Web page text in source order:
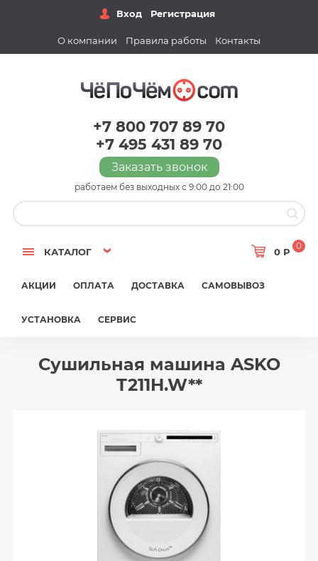
Вход Регистрация
О компании Правила работы Контакты
+7 800 707 89 70
+7 495 431 89 70
Заказать звонок
работаем без выходных с 9:00 до 21:00
КАТАЛОГ 0 Р
0
АКЦИИ ОПЛАТА ДОСТАВКА САМОВЫВОЗ
УСТАНОВКА СЕРВИС
Сушильная машина ASKO
T211H.W**